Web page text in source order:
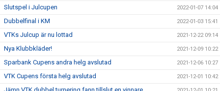
Slutspel i Julcupen 2022-01-07 14:04
Dubbelfinal i KM 2022-01-03 15:41
VTKs Julcup är nu lottad 2021-12-22 09:14
Nya Klubbkläder! 2021-12-09 10:22
Sparbank Cupens andra helg avslutad 2021-12-06 10:27
VTK Cupens första helg avslutad 2021-12-01 10:42